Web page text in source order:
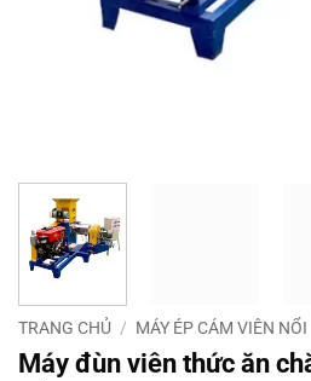
TRANG CHỦ / MÁY ÉP CÁM VIÊN NỔI
Máy đùn viên thức ăn